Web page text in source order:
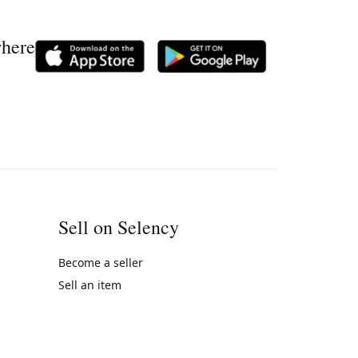
Sell on Selency
Become a seller
Sell an item